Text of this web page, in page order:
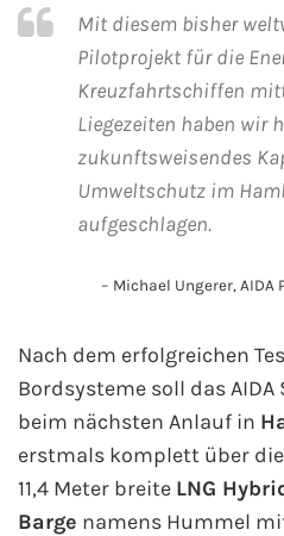
AIDA Ostsee
AIDA Orient
AIDA Adria
AIDA Nordamerika
Alle AIDA Häfen
Mein Schiff Karibik
Mit diesem bisher
Pilotprojekt für die
Kreuzfahrtschiffen
Liegezeiten haben wir
zukunftsweisendes
Umweltschutz im
aufgeschlagen.
Michael Ungerer, AIDA
Nach dem erfolgreichen
Bordsysteme soll das AIDA
beim nächsten Anlauf in
erstmals komplett über die
11,4 Meter breite LNG
Barge namens Hummel